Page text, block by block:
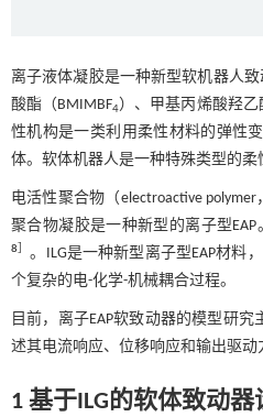
离子液体凝胶是一种新型软机器人
酸酯（BMIMBF4）、甲基丙烯酸羟乙
性机构是一类利用柔性材料的弹性
体。软体机器人是一种特殊类型的
电活性聚合物（electroactive
聚合物凝胶是一种新型的离子型
8
。ILG是一种新型离子型EAP材料
个复杂的电-化学-机械耦合过程。
目前，离子EAP软致动器的模型研究
述其电流响应、位移响应和输出驱动
1 基于ILG的软体致动器